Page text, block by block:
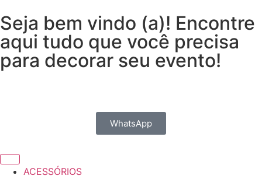
Seja bem vindo (a)! Encontre
aqui tudo que você precisa
para decorar seu evento!
WhatsApp
ACESSÓRIOS